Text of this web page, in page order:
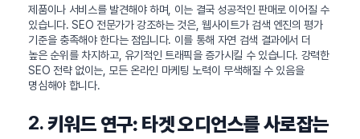
제품이나 서비스를 발견해야 하며, 이는 결국 성공적인 판매로 이어질 수
있습니다. SEO 전문가가 강조하는 것은, 웹사이트가 검색 엔진의 평가
기준을 충족해야 한다는 점입니다. 이를 통해 자연 검색 결과에서 더
높은 순위를 차지하고, 유기적인 트래픽을 증가시킬 수 있습니다. 강력한
SEO 전략 없이는, 모든 온라인 마케팅 노력이 무색해질 수 있음을
명심해야 합니다.
2.키워드 연구: 타겟 오디언스를 사로잡는